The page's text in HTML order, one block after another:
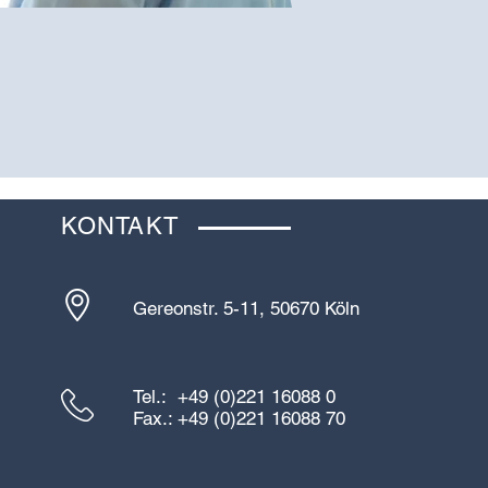
KONTAKT
Gereonstr. 5-11, 50670 Köln
Tel.: +49 (0)221 16088 0
Fax.: +49 (0)221 16088 70